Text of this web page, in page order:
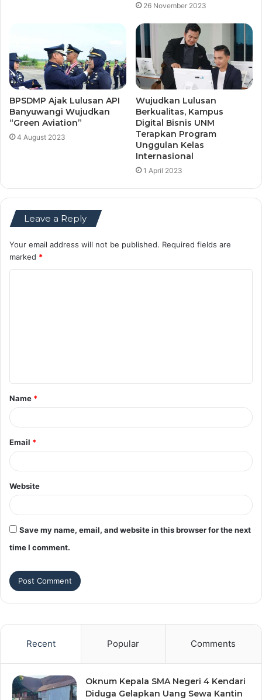
26 November 2023
BPSDMP Ajak Lulusan API
Banyuwangi Wujudkan
“Green Aviation”
4 August 2023
Wujudkan Lulusan
Berkualitas, Kampus
Digital Bisnis UNM
Terapkan Program
Unggulan Kelas
Internasional
1 April 2023
Leave a Reply
Your email address will not be published. Required fields are
marked *
t
*
Name *
Email *
Website
Save my name, email, and website in this browser for the next
time I comment.
Recent Popular Comments
Oknum Kepala SMA Negeri 4 Kendari
Diduga Gelapkan Uang Sewa Kantin